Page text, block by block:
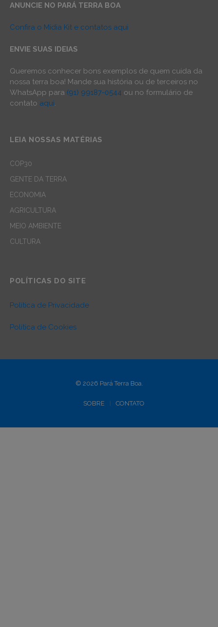
ANUNCIE NO PARÁ TERRA BOA
Confira o Mídia Kit e contatos aqui
ENVIE SUAS IDEIAS
Queremos conhecer bons exemplos de quem cuida da
nossa terra boa! Mande sua história ou de terceiros no
WhatsApp para (91) 99187-0544 ou no formulário de
contato aqui.
LEIA NOSSAS MATÉRIAS
COP30
GENTE DA TERRA
ECONOMIA
AGRICULTURA
MEIO AMBIENTE
CULTURA
POLÍTICAS DO SITE
Política de Privacidade
Política de Cookies
© 2026 Pará Terra Boa.
SOBRE CONTATO